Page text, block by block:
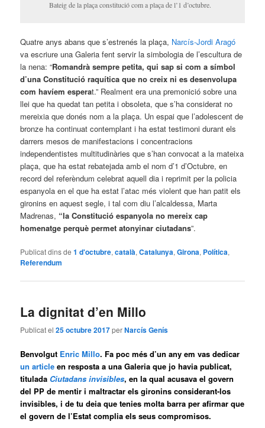
Bateig de la plaça constitució com a plaça de l’1 d’octubre.
Quatre anys abans que s’estrenés la plaça, Narcís-Jordi Aragó
va escriure una Galeria fent servir la simbologia de l’escultura de
la nena: “Romandrà sempre petita, qui sap si com a símbol
d’una Constitució raquítica que no creix ni es desenvolupa
com havíem esperat.” Realment era una premonició sobre una
llei que ha quedat tan petita i obsoleta, que s’ha considerat no
mereixia que donés nom a la plaça. Un espai que l’adolescent de
bronze ha continuat contemplant i ha estat testimoni durant els
darrers mesos de manifestacions i concentracions
independentistes multitudinàries que s’han convocat a la mateixa
plaça, que ha estat rebatejada amb el nom d’1 d’Octubre, en
record del referèndum celebrat aquell dia i reprimit per la policia
espanyola en el que ha estat l’atac més violent que han patit els
gironins en aquest segle, i tal com diu l’alcaldessa, Marta
Madrenas, “la Constitució espanyola no mereix cap
homenatge perquè permet atonyinar ciutadans”.
Publicat dins de 1 d'octubre,català,Catalunya,Girona, Política,
Referendum
La dignitat d’en Millo
Publicat el25 octubre 2017perNarcís Genís
Benvolgut Enric Millo. Fa poc més d’un any em vas dedicar
un article en resposta a una Galeria que jo havia publicat,
titulada Ciutadans invisibles, en la qual acusava el govern
del PP de mentir i maltractar els gironins considerant-los
invisibles, i de tu deia que tenies molta barra per afirmar que
el govern de l’Estat complia els seus compromisos.